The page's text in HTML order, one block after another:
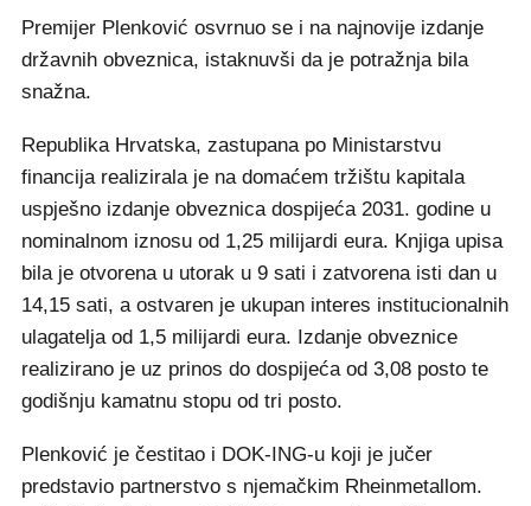
Premijer Plenković osvrnuo se i na najnovije izdanje
državnih obveznica, istaknuvši da je potražnja bila
snažna.
Republika Hrvatska, zastupana po Ministarstvu
financija realizirala je na domaćem tržištu kapitala
uspješno izdanje obveznica dospijeća 2031. godine u
nominalnom iznosu od 1,25 milijardi eura. Knjiga upisa
bila je otvorena u utorak u 9 sati i zatvorena isti dan u
14,15 sati, a ostvaren je ukupan interes institucionalnih
ulagatelja od 1,5 milijardi eura. Izdanje obveznice
realizirano je uz prinos do dospijeća od 3,08 posto te
godišnju kamatnu stopu od tri posto.
Plenković je čestitao i DOK-ING-u koji je jučer
predstavio partnerstvo s njemačkim Rheinmetallom.